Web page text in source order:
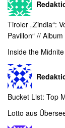
Tiroler „Zindla“:
Pavillon“ // Album
Inside the
Bucket List: Top
Lotto aus